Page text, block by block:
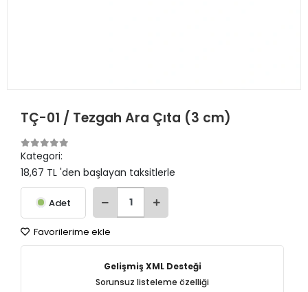
TÇ-01 / Tezgah Ara Çıta (3 cm)
Kategori:
18,67 TL 'den başlayan taksitlerle
Adet
Favorilerime ekle
Gelişmiş XML Desteği
Sorunsuz listeleme özelliği